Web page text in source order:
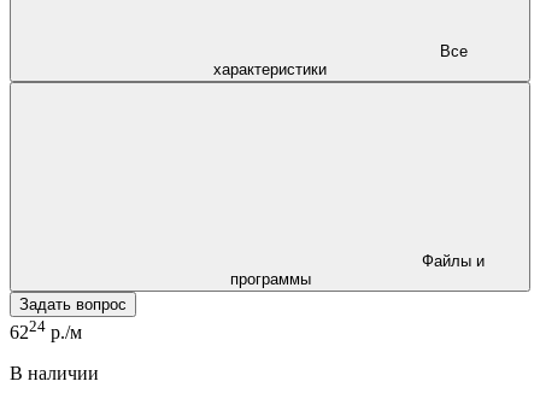
характеристики
программы
Задать вопрос
6224 р./м
В наличии